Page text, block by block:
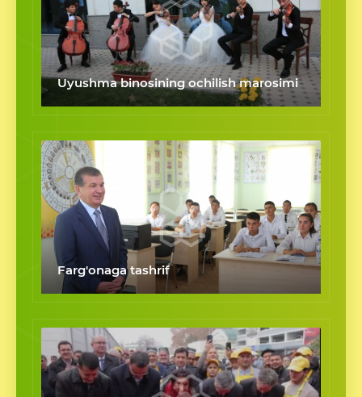
Uyushma binosining ochilish marosimi
Farg'onaga tashrif